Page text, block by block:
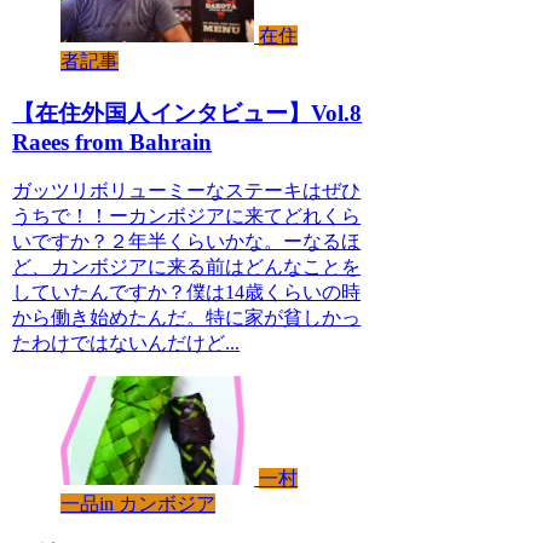
在住
者記事
【在住外国人インタビュー】Vol.8
Raees from Bahrain
ガッツリボリューミーなステーキはぜひ
うちで！！ーカンボジアに来てどれくら
いですか？２年半くらいかな。ーなるほ
ど、カンボジアに来る前はどんなことを
していたんですか？僕は14歳くらいの時
から働き始めたんだ。特に家が貧しかっ
たわけではないんだけど...
一村
一品in カンボジア